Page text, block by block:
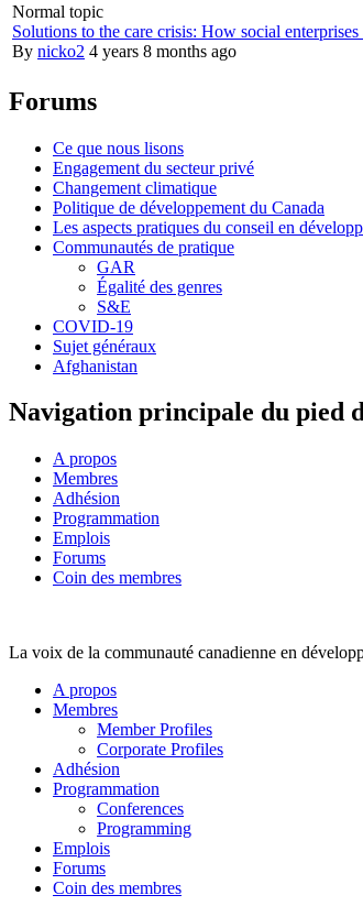
Normal topic
Solutions to the care crisis: How social
By nicko2 4 years 8 months ago
Forums
Ce que nous lisons
Engagement du secteur privé
Changement climatique
Politique de développement du Canada
Les aspects pratiques du conseil en
Communautés de pratique
GAR
Égalité des genres
S&E
COVID-19
Sujet généraux
Afghanistan
Navigation principale du pied
A propos
Membres
Adhésion
Programmation
Emplois
Forums
Coin des membres
La voix de la communauté canadienne en
A propos
Membres
Member Profiles
Corporate Profiles
Adhésion
Programmation
Conferences
Programming
Emplois
Forums
Coin des membres